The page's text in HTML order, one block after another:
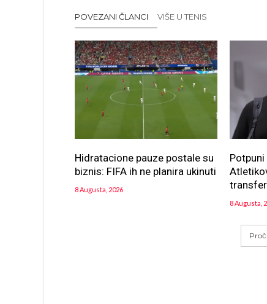
POVEZANI ČLANCI VIŠE U TENIS
Hidratacione pauze postale su
biznis: FIFA ih ne planira ukinuti
8 Augusta, 2026
8 Augusta,